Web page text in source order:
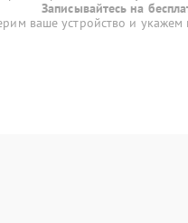
Записывайтесь на
ваше устройство и укажем